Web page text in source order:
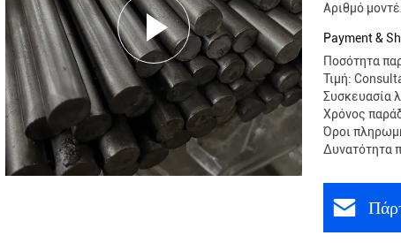
Αριθμό
Payment &
Ποσότητα
Τιμή:
Συσκευασία
Χρόνος
Όροι
Δυνατότητα